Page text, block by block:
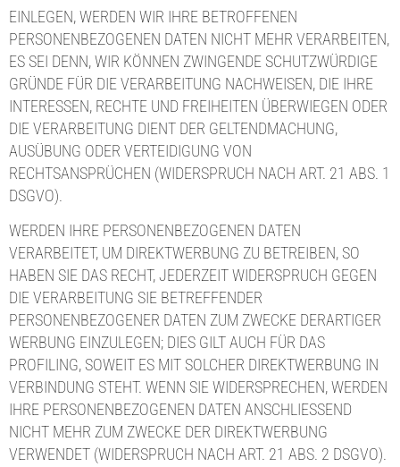
EINLEGEN, WERDEN WIR IHRE BETROFFENEN
PERSONENBEZOGENEN DATEN NICHT MEHR VERARBEITEN,
ES SEI DENN, WIR KÖNNEN ZWINGENDE SCHUTZWÜRDIGE
GRÜNDE FÜR DIE VERARBEITUNG NACHWEISEN, DIE IHRE
INTERESSEN, RECHTE UND FREIHEITEN ÜBERWIEGEN ODER
DIE VERARBEITUNG DIENT DER GELTENDMACHUNG,
AUSÜBUNG ODER VERTEIDIGUNG VON
RECHTSANSPRÜCHEN (WIDERSPRUCH NACH ART. 21 ABS. 1
DSGVO).
WERDEN IHRE PERSONENBEZOGENEN DATEN
VERARBEITET, UM DIREKTWERBUNG ZU BETREIBEN, SO
HABEN SIE DAS RECHT, JEDERZEIT WIDERSPRUCH GEGEN
DIE VERARBEITUNG SIE BETREFFENDER
PERSONENBEZOGENER DATEN ZUM ZWECKE DERARTIGER
WERBUNG EINZULEGEN; DIES GILT AUCH FÜR DAS
PROFILING, SOWEIT ES MIT SOLCHER DIREKTWERBUNG IN
VERBINDUNG STEHT. WENN SIE WIDERSPRECHEN, WERDEN
IHRE PERSONENBEZOGENEN DATEN ANSCHLIESSEND
NICHT MEHR ZUM ZWECKE DER DIREKTWERBUNG
VERWENDET (WIDERSPRUCH NACH ART. 21 ABS. 2 DSGVO).